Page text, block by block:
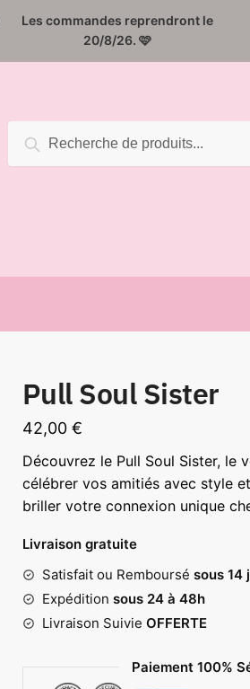
Les commandes reprendront le
20/8/26. 🩷
pour :
Recherche
Pull Soul Sister
42,00 €
Découvrez le Pull Soul Sister, le
célébrer vos amitiés avec style
briller votre connexion unique
Livraison gratuite
Satisfait ou Remboursé sous 14
Expédition sous 24 à 48h
Livraison Suivie OFFERTE
Paiement 100%